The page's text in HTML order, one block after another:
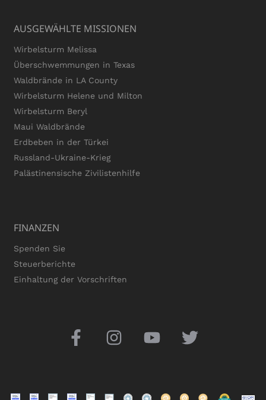
AUSGEWÄHLTE MISSIONEN
Wirbelsturm Melissa
Überschwemmungen in Texas
Waldbrände in LA County
Wirbelsturm Helene und Milton
Wirbelsturm Beryl
Maui Waldbrände
Erdbeben in der Türkei
Russland-Ukraine-Krieg
Palästinensische Zivilistenhilfe
FINANZEN
Spenden Sie
Steuerberichte
Einhaltung der Vorschriften